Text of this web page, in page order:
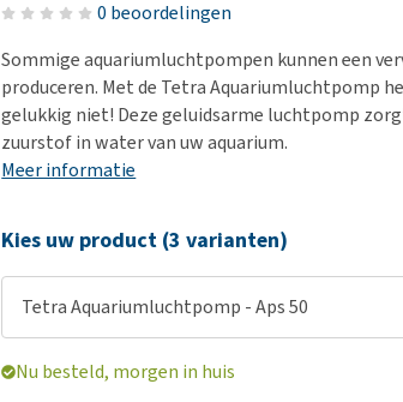
Overgewicht en conditie
Spieren, pezen en botten
Vruchtbaarheid
0 beoordelingen
Sommige aquariumluchtpompen kunnen een
produceren. Met de Tetra Aquariumluchtpomp
gelukkig niet! Deze geluidsarme luchtpomp
zuurstof in water van uw aquarium.
Meer informatie
Kies uw product (3 varianten)
Tetra Aquariumluchtpomp - Aps 50
Nu besteld, morgen in huis